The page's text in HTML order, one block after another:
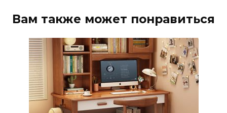
Вам также может понравиться